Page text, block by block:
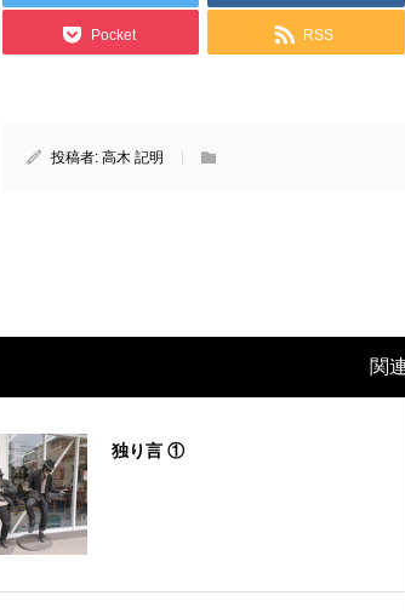
Pocket RSS
投稿者:高木 記明
関
独り言 ①